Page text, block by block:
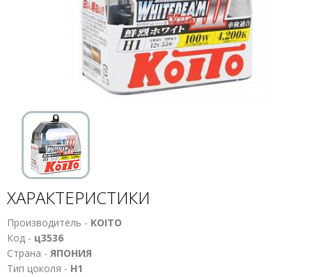
ХАРАКТЕРИСТИКИ
Производитель - KOITO
Код - ц3536
Страна - ЯПОНИЯ
Тип цоколя - Н1